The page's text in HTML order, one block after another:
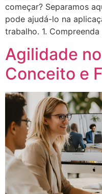
começar? Separamos
pode ajudá-lo na
trabalho. 1.
Agilidade
Conceito e